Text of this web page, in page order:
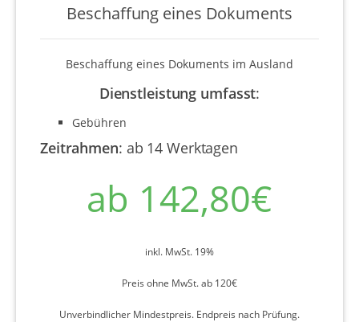
Beschaffung eines Dokuments
Beschaffung eines Dokuments im Ausland
Dienstleistung umfasst:
Gebühren
Zeitrahmen: ab 14 Werktagen
ab 142,80€
inkl. MwSt. 19%
Preis ohne MwSt. ab 120€
Unverbindlicher Mindestpreis. Endpreis nach Prüfung.